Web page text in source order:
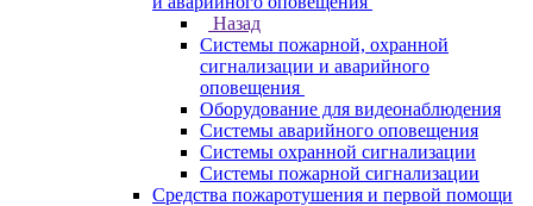
Назад
Системы пожарной, охранной
сигнализации и аварийного
оповещения
Оборудование для видеонаблюдения
Системы аварийного оповещения
Системы охранной сигнализации
Системы пожарной сигнализации
Средства пожаротушения и первой помощи